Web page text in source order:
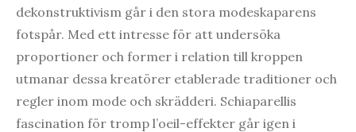
dekonstruktivism går i den stora modeskaparens
fotspår. Med ett intresse för att undersöka
proportioner och former i relation till kroppen
utmanar dessa kreatörer etablerade traditioner och
regler inom mode och skrädderi. Schiaparellis
fascination för tromp l’oeil-effekter går igen i